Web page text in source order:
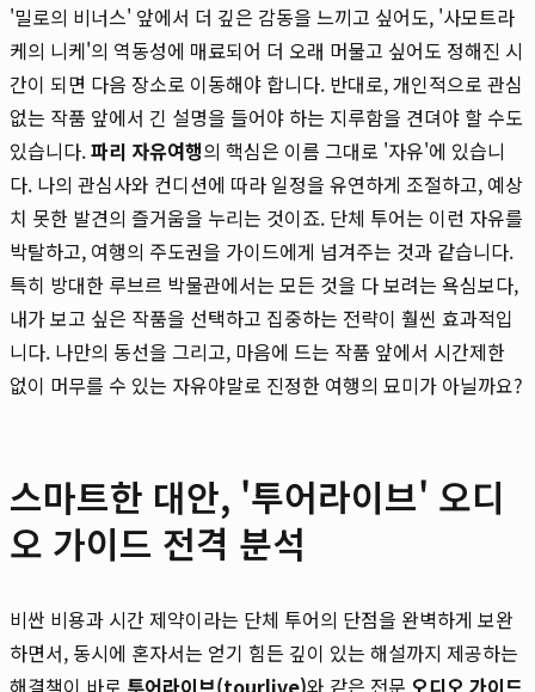
'밀로의 비너스' 앞에서 더 깊은 감동을 느끼고 싶어도, '사모트라
케의 니케'의 역동성에 매료되어 더 오래 머물고 싶어도 정해진 시
간이 되면 다음 장소로 이동해야 합니다. 반대로, 개인적으로 관심
없는 작품 앞에서 긴 설명을 들어야 하는 지루함을 견뎌야 할 수도
있습니다.파리 자유여행의 핵심은 이름 그대로 '자유'에 있습니
다. 나의 관심사와 컨디션에 따라 일정을 유연하게 조절하고, 예상
치 못한 발견의 즐거움을 누리는 것이죠. 단체 투어는 이런 자유를
박탈하고, 여행의 주도권을 가이드에게 넘겨주는 것과 같습니다.
특히 방대한 루브르 박물관에서는 모든 것을 다 보려는 욕심보다,
내가 보고 싶은 작품을 선택하고 집중하는 전략이 훨씬 효과적입
니다. 나만의 동선을 그리고, 마음에 드는 작품 앞에서 시간제한
없이 머무를 수 있는 자유야말로 진정한 여행의 묘미가 아닐까요?
스마트한 대안, '투어라이브' 오디
오 가이드 전격 분석
비싼 비용과 시간 제약이라는 단체 투어의 단점을 완벽하게 보완
하면서, 동시에 혼자서는 얻기 힘든 깊이 있는 해설까지 제공하는
해결책이 바로 투어라이브(tourlive)와 같은 전문 오디오 가이드